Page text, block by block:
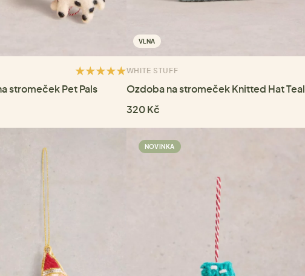
stromeček Pet Pals
VLNA
WHITE STUFF
Ozdoba na stromeček Knitted Hat Teal
320 Kč
NOVINKA